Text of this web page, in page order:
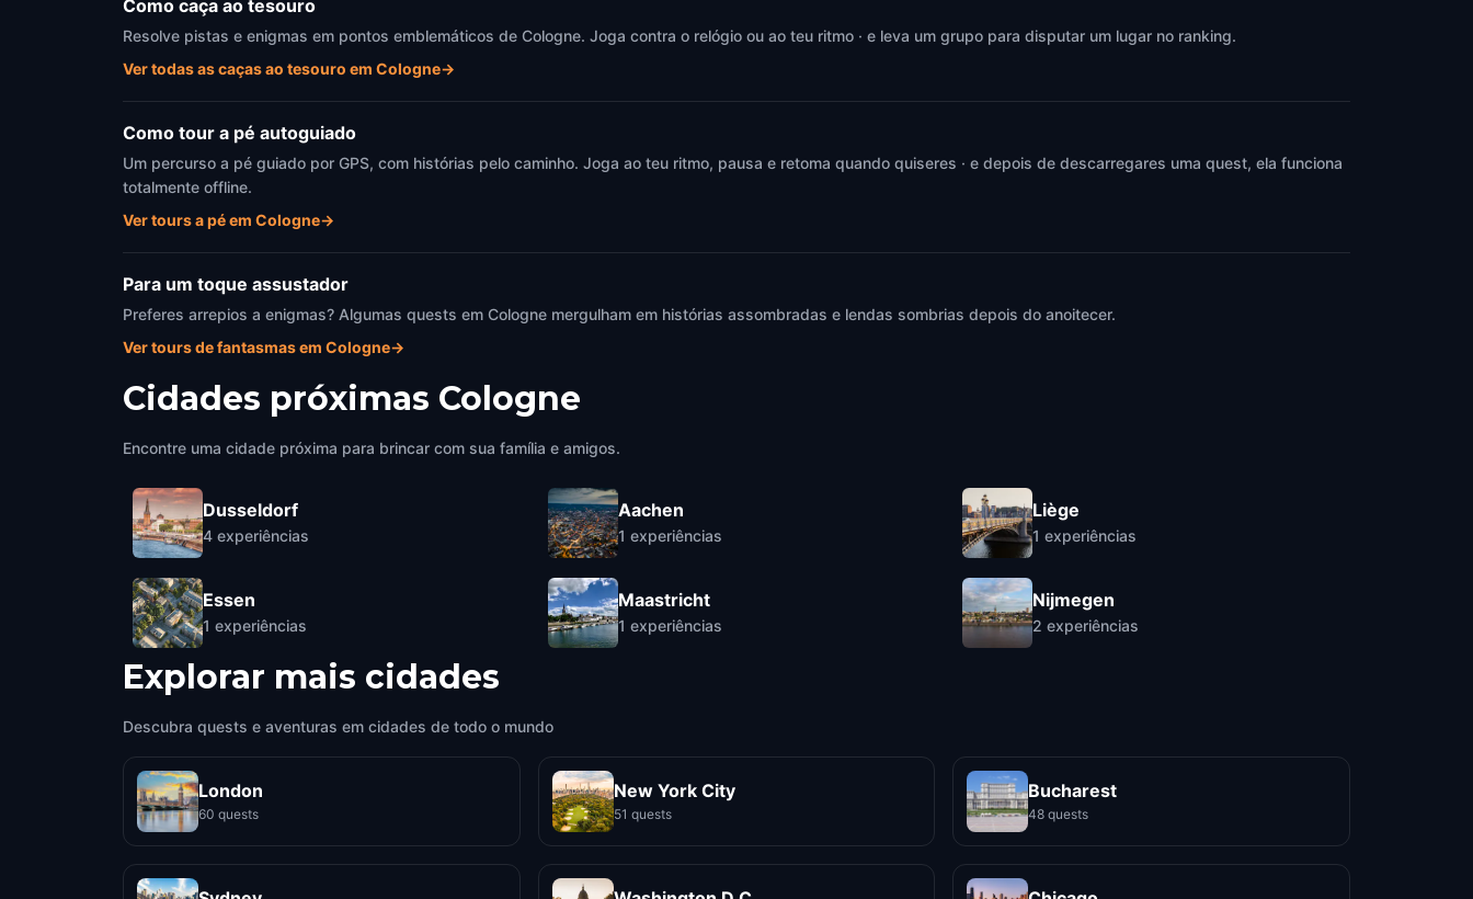
Como caça ao tesouro
Resolve pistas e enigmas em pontos emblemáticos de Cologne. Joga contra o relógio ou ao teu ritmo · e leva um grupo para disputar um lugar no ranking.
Ver todas as caças ao tesouro em Cologne→
Como tour a pé autoguiado
Um percurso a pé guiado por GPS, com histórias pelo caminho. Joga ao teu ritmo, pausa e retoma quando quiseres · e depois de descarregares uma quest, ela funciona
totalmente offline.
Ver tours a pé em Cologne→
Para um toque assustador
Preferes arrepios a enigmas? Algumas quests em Cologne mergulham em histórias assombradas e lendas sombrias depois do anoitecer.
Ver tours de fantasmas em Cologne→
Cidades próximas Cologne
Encontre uma cidade próxima para brincar com sua família e amigos.
Dusseldorf
4 experiências
Essen
1 experiências
Aachen
1 experiências
Maastricht
1 experiências
Liège
1 experiências
Nijmegen
2 experiências
Explorar mais cidades
Descubra quests e aventuras em cidades de todo o mundo
London
60 quests
New York City
51 quests
Bucharest
48 quests